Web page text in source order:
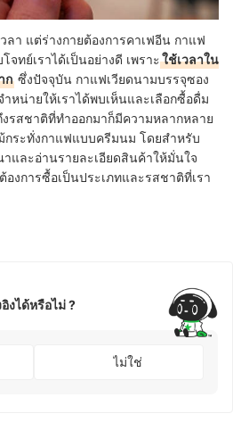
ลา แต่ร่างกายต้องการคาเฟอีน กาแฟ
ทย์เราได้เป็นอย่างดี เพราะใช้เวลาใน
ก ซึ่งปัจจุบัน กาแฟเวียดนามบรรจุซอง
หน่ายให้เราได้พบเห็นและเลือกซื้อดื่ม
รสชาติที่ทำออกมาก็มีความหลากหลาย
ระทั่งกาแฟแบบครีมนม โดยสำหรับ
และอ่านรายละเอียดสินค้าให้มั่นใจ
องการซื้อเป็นประเภทและรสชาติที่เรา
งได้หรือไม่ ?
ไม่ใช่